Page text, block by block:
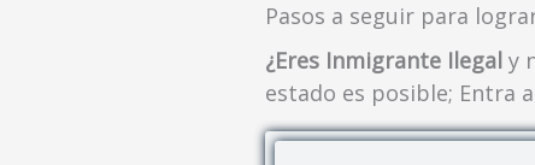
Pasos a seguir para
¿Eres Inmigrante Ilegal y
estado es posible; Entra